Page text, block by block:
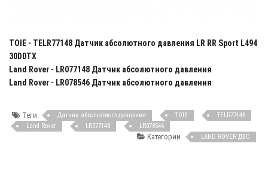
TOIE - TELR77148 Датчик абсолютного давления LR RR Sport L494
30DDTX
Land Rover - LR077148 Датчик абсолютного давления
Land Rover - LR078546 Датчик абсолютного давления
Теги Датчик абсолютного давления TOIE
TELR77148
Land Rover
LR077148 LR078546
Категории LAND ROVER ДВС